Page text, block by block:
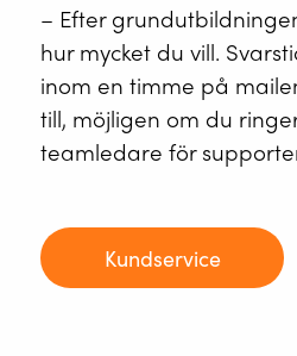
– Efter
hur mycket du vill.
inom en timme på
till, möjligen om du
teamledare för
Kundservice